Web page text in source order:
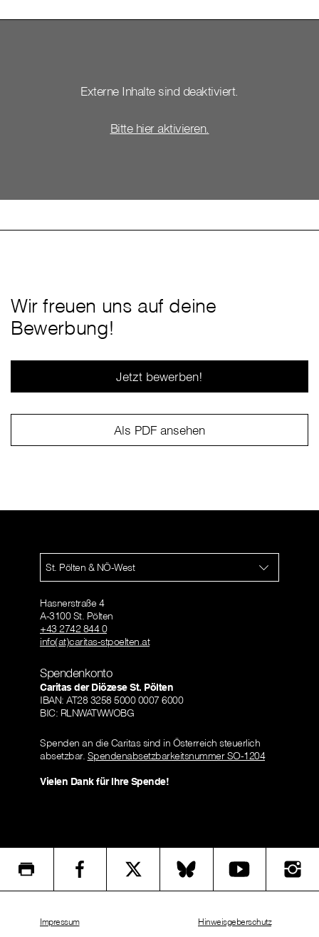
Externe Inhalte sind deaktiviert.
Bitte hier aktivieren.
Wir freuen uns auf deine
Bewerbung!
Jetzt bewerben!
Als PDF ansehen
St. Pölten & NÖ-West
Hasnerstraße 4
A-3100 St. Pölten
+43 2742 844 0
info(at)caritas-stpoelten.at
Spendenkonto
Caritas der Diözese St. Pölten
IBAN: AT28 3258 5000 0007 6000
BIC: RLNWATWWOBG
Spenden an die Caritas sind in Österreich steuerlich
absetzbar. Spendenabsetzbarkeitsnummer SO-1204
Vielen Dank für Ihre Spende!
Impressum Hinweisgeberschutz